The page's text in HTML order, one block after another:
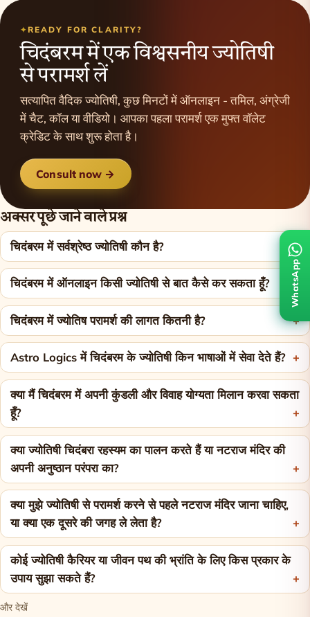
READY FOR CLARITY?
चिदंबरम में एक विश्वसनीय ज्योतिषी
से परामर्श लें
सत्यापित वैदिक ज्योतिषी, कुछ मिनटों में ऑनलाइन - तमिल, अंग्रेजी
में चैट, कॉल या वीडियो। आपका पहला परामर्श एक मुफ्त वॉलेट
क्रेडिट के साथ शुरू होता है।
Consult now →
अक्सर पूछे जाने वाले प्रश्न
चिदंबरम में सर्वश्रेष्ठ ज्योतिषी कौन है?
चिदंबरम में ऑनलाइन किसी ज्योतिषी से बात कैसे कर सकता हूँ?
चिदंबरम में ज्योतिष परामर्श की लागत कितनी है?
Astro Logics में चिदंबरम के ज्योतिषी किन भाषाओं में सेवा देते हैं?
क्या मैं चिदंबरम में अपनी कुंडली और विवाह योग्यता मिलान करवा सकता
हूँ?
क्या ज्योतिषी चिदंबरा रहस्यम का पालन करते हैं या नटराज मंदिर की
अपनी अनुष्ठान परंपरा का?
क्या मुझे ज्योतिषी से परामर्श करने से पहले नटराज मंदिर जाना चाहिए,
या क्या एक दूसरे की जगह ले लेता है?
कोई ज्योतिषी कैरियर या जीवन पथ की भ्रांति के लिए किस प्रकार के
उपाय सुझा सकते हैं?
और देखें
WhatsApp